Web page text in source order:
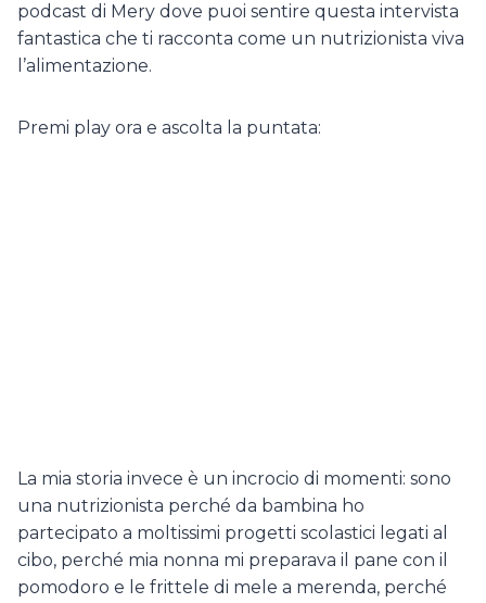
podcast di Mery dove puoi sentire questa intervista
fantastica che ti racconta come un nutrizionista viva
l’alimentazione.
Premi play ora e ascolta la puntata:
La mia storia invece è un incrocio di momenti: sono
una nutrizionista perché da bambina ho
partecipato a moltissimi progetti scolastici legati al
cibo, perché mia nonna mi preparava il pane con il
pomodoro e le frittele di mele a merenda, perché